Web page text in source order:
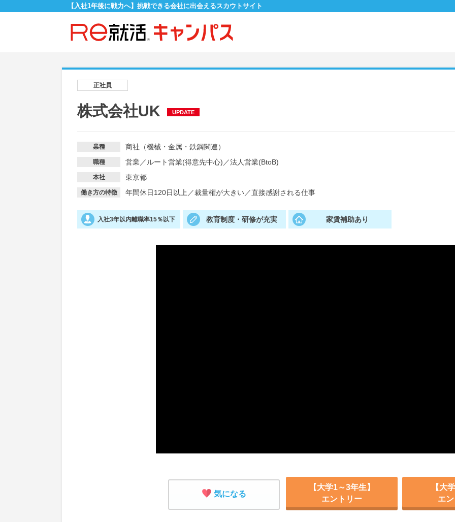
【入社1年後に戦力へ】挑戦できる会社に出会えるスカウトサイト
正社員
株式会社UK UPDATE
業種 商社（機械・金属・鉄鋼関連）
職種 営業／ ルート営業(得意先中心) ／法人営業(BtoB)
本社 東京都
働き方の特徴 年間休日120日以上 ／裁量権が大きい／直接感謝される仕事
入社3年以内離職率15％以下 教育制度・研修が充実 家賃補助あり
気になる
【大学1～3年生】
エントリー
【大
エ